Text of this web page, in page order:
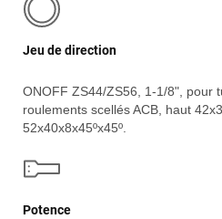
Jeu de direction
ONOFF ZS44/ZS56, 1-1/8", pour
roulements scellés ACB, haut
52x40x8x45ºx45º.
Potence